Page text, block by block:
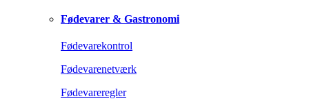
Fødevarer & Gastronomi
Fødevarekontrol
Fødevarenetværk
Fødevareregler